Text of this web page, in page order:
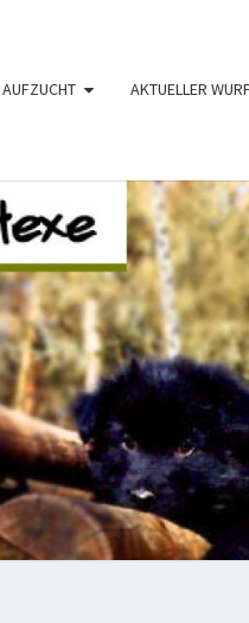
AUFZUCHT AKTUELLER
Langhaar
Von Den
Schüpfer
Hexen